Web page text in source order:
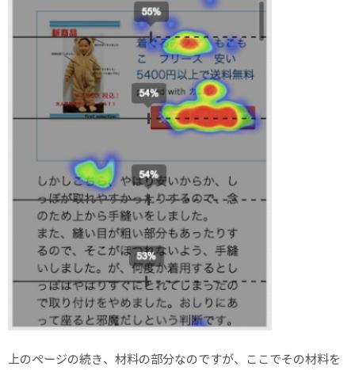
上のページの続き、材料の部分なのですが、ここでその材料を